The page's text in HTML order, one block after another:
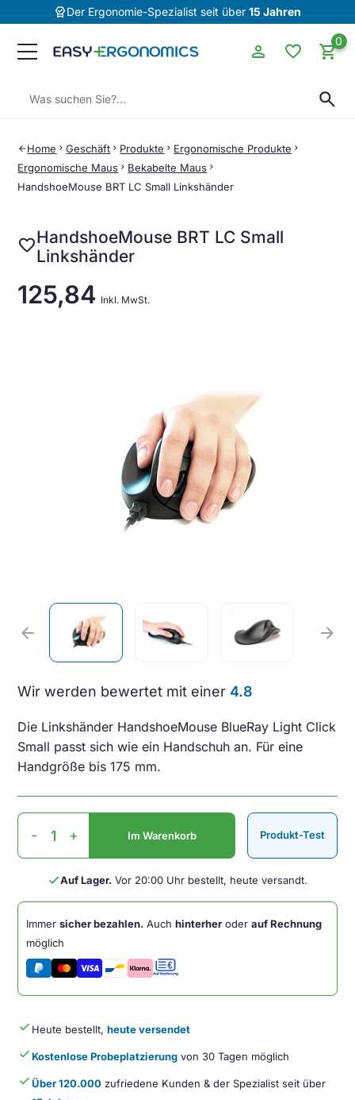
editor_choiceDer Ergonomie-Spezialist seit über 15 Jahren
search
person favorite 0
shopping_cart
arrow_back Home chevron_rightGeschäft chevron_right Produkte chevron_right Ergonomische Produkte chevron_right
Ergonomische Maus chevron_right Bekabelte Maus chevron_right
HandshoeMouse BRT LC Small Linkshänder
arrow_back arrow_forward
favoriteHandshoeMouse BRT LC Small
Linkshänder
125,84 Inkl. MwSt.
Wir werden bewertet mit einer 4.8
Die Linkshänder HandshoeMouse BlueRay Light Click
Small passt sich wie ein Handschuh an. Für eine
Handgröße bis 175 mm.
HandshoeMouse
BRT
LC
- + Im Warenkorb Produkt-Test
doneAuf Lager. Vor 20:00 Uhr bestellt, heute versandt.
Immersicher bezahlen. Auchhinterher oderauf Rechnung
möglich
done Heute bestellt,heute versendet
doneKostenlose Probeplatzierung von 30 Tagen möglich
doneÜber 120.000 zufriedene Kunden & der Spezialist seit über